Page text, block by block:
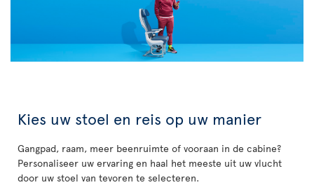
Kies uw stoel en reis op uw manier
Gangpad, raam, meer beenruimte of vooraan in de cabine?
Personaliseer uw ervaring en haal het meeste uit uw vlucht
door uw stoel van tevoren te selecteren.